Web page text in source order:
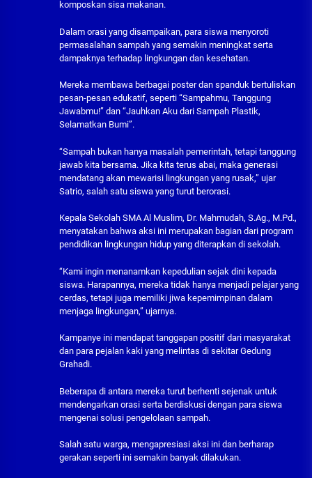
komposkan sisa makanan.
Dalam orasi yang disampaikan, para siswa menyoroti
permasalahan sampah yang semakin meningkat serta
dampaknya terhadap lingkungan dan kesehatan.
Mereka membawa berbagai poster dan spanduk bertuliskan
pesan-pesan edukatif, seperti “Sampahmu, Tanggung
Jawabmu!” dan “Jauhkan Aku dari Sampah Plastik,
Selamatkan Bumi”.
“Sampah bukan hanya masalah pemerintah, tetapi tanggung
jawab kita bersama. Jika kita terus abai, maka generasi
mendatang akan mewarisi lingkungan yang rusak,” ujar
Satrio, salah satu siswa yang turut berorasi.
Kepala Sekolah SMA Al Muslim, Dr. Mahmudah, S.Ag., M.Pd.,
menyatakan bahwa aksi ini merupakan bagian dari program
pendidikan lingkungan hidup yang diterapkan di sekolah.
“Kami ingin menanamkan kepedulian sejak dini kepada
siswa. Harapannya, mereka tidak hanya menjadi pelajar yang
cerdas, tetapi juga memiliki jiwa kepemimpinan dalam
menjaga lingkungan,” ujarnya.
Kampanye ini mendapat tanggapan positif dari masyarakat
dan para pejalan kaki yang melintas di sekitar Gedung
Grahadi.
Beberapa di antara mereka turut berhenti sejenak untuk
mendengarkan orasi serta berdiskusi dengan para siswa
mengenai solusi pengelolaan sampah.
Salah satu warga, mengapresiasi aksi ini dan berharap
gerakan seperti ini semakin banyak dilakukan.